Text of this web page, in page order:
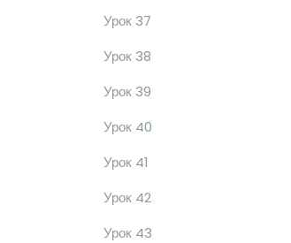
Урок 37
Урок 38
Урок 39
Урок 40
Урок 41
Урок 42
Урок 43